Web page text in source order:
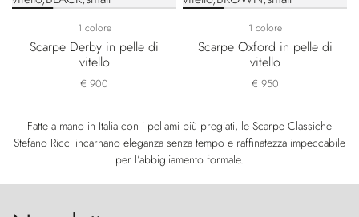
1 colore
Scarpe Derby in pelle di
vitello
€ 900
1 colore
Scarpe Oxford in pelle di
vitello
€ 950
Fatte a mano in Italia con i pellami più pregiati, le Scarpe Classiche
Stefano Ricci incarnano eleganza senza tempo e raffinatezza impeccabile
per l’abbigliamento formale.